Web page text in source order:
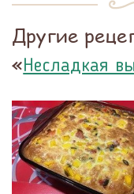
Другие
«Несладкая